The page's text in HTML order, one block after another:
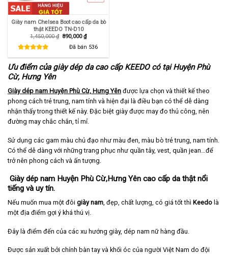
Giày nam Chelsea Boot cao cấp da bò
thật KEEDO TN-D10
1,450,000₫ Giá
1,450,000 ₫.
890,000₫Giá
hiện
tại
là:
890,000 ₫.
Đã bán 536
Ưu điểm của giày dép da cao cấp KEEDO có tại Huyện Phù
Cừ, Hưng Yên
Giày dép nam Huyện Phù Cừ, Hưng Yên được lựa chọn và thiết kế theo
phong cách trẻ trung, nam tính và hiện đại là điều bạn có thể dễ dàng
nhận thấy trong thiết kế này. Đặc biệt giày được may đo thủ công, nên
đường may chắc chắn, tỉ mỉ.
Sử dụng các gam màu chủ đạo như màu đen, màu bò trẻ trung, nam tính.
Có thể dễ dàng với những trang phục như quần tây, vest, quần jean…để
trở nên phong cách và ấn tượng.
Giày dép nam Huyện Phù Cừ,Hưng Yên cao cấp da thật nổi
tiếng và uy tín.
Nếu muốn mua một đôi giày nam , đẹp, chất lượng, có giá tốt thì Keedo là
một địa điểm gợi ý khá thú vị.
Đây là điểm đến của các xu hướng giày, dép nam nữ hàng đầu.
Được sản xuất bởi chính bàn tay và khối óc của người Việt Nam do đội